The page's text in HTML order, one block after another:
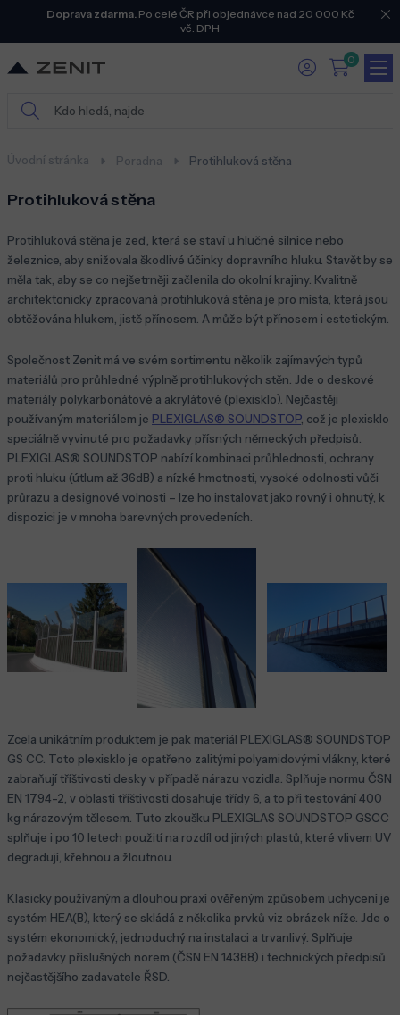
Doprava zdarma.Po celé ČR při objednávce nad 20 000 Kč
vč. DPH
0
Úvodní stránka Poradna Protihluková stěna
Protihluková stěna
Protihluková stěna je zeď, která se staví u hlučné silnice nebo
železnice, aby snižovala škodlivé účinky dopravního hluku. Stavět by se
měla tak, aby se co nejšetrněji začlenila do okolní krajiny. Kvalitně
architektonicky zpracovaná protihluková stěna je pro místa, která jsou
obtěžována hlukem, jistě přínosem. A může být přínosem i estetickým.
Společnost Zenit má ve svém sortimentu několik zajímavých typů
materiálů pro průhledné výplně protihlukových stěn. Jde o deskové
materiály polykarbonátové a akrylátové (plexisklo). Nejčastěji
používaným materiálem je PLEXIGLAS® SOUNDSTOP, což je plexisklo
speciálně vyvinuté pro požadavky přísných německých předpisů.
PLEXIGLAS® SOUNDSTOP nabízí kombinaci průhlednosti, ochrany
proti hluku (útlum až 36dB) a nízké hmotnosti, vysoké odolnosti vůči
průrazu a designové volnosti – lze ho instalovat jako rovný i ohnutý, k
dispozici je v mnoha barevných provedeních.
Zcela unikátním produktem je pak materiál PLEXIGLAS® SOUNDSTOP
GS CC. Toto plexisklo je opatřeno zalitými polyamidovými vlákny, které
zabraňují tříštivosti desky v případě nárazu vozidla. Splňuje normu ČSN
EN 1794-2, v oblasti tříštivosti dosahuje třídy 6, a to při testování 400
kg nárazovým tělesem. Tuto zkoušku PLEXIGLAS SOUNDSTOP GSCC
splňuje i po 10 letech použití na rozdíl od jiných plastů, které vlivem UV
degradují, křehnou a žloutnou.
Klasicky používaným a dlouhou praxí ověřeným způsobem uchycení je
systém HEA(B), který se skládá z několika prvků viz obrázek níže. Jde o
systém ekonomický, jednoduchý na instalaci a trvanlivý. Splňuje
požadavky příslušných norem (ČSN EN 14388) i technických předpisů
nejčastějšího zadavatele ŘSD.